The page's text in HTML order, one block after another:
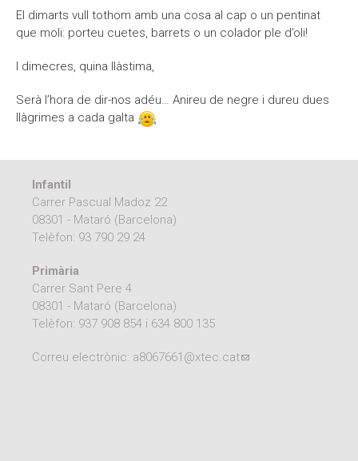
El dimarts vull tothom amb una cosa al cap o un pentinat
que moli: porteu cuetes, barrets o un colador ple d’oli!
I dimecres, quina llàstima,
Serà l’hora de dir-nos adéu… Anireu de negre i dureu dues
llàgrimes a cada galta
Infantil
Carrer Pascual Madoz 22
08301 - Mataró (Barcelona)
Telèfon: 93 790 29 24
Primària
Carrer Sant Pere 4
08301 - Mataró (Barcelona)
Telèfon: 937 908 854 i 634 800 135
Correu electrònic: a8067661@xtec.cat(link sends e-mail)